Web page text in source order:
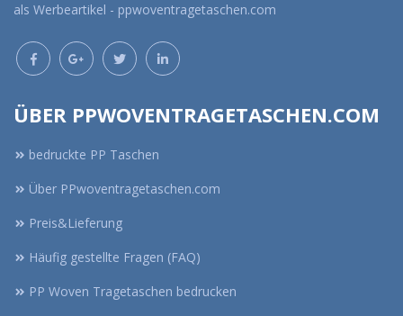
als Werbeartikel - ppwoventragetaschen.com
ÜBER PPWOVENTRAGETASCHEN.COM
bedruckte PP Taschen
Über PPwoventragetaschen.com
Preis&Lieferung
Häufig gestellte Fragen (FAQ)
PP Woven Tragetaschen bedrucken